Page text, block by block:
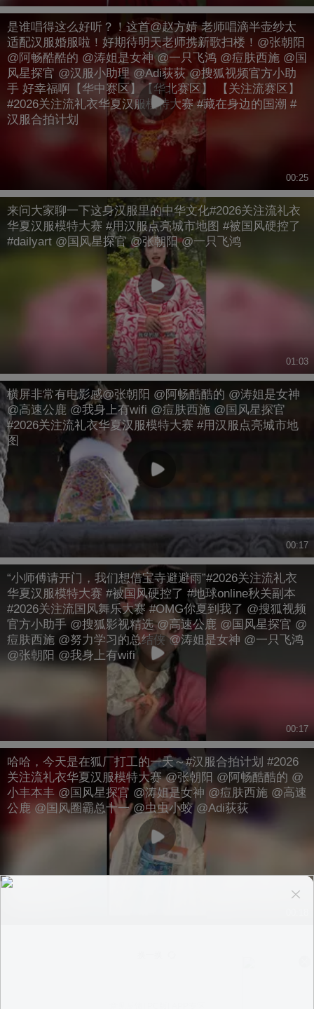
是谁唱得这么好听？！这首@赵方婧 老师唱滴半壶纱太
适配汉服婚服啦！好期待明天老师携新歌扫楼！@张朝阳
@阿畅酷酷的 @涛姐是女神 @一只飞鸿 @痘肤西施 @国
风星探官 @汉服小助理 @Adi荻荻 @搜狐视频官方小助
手 好幸福啊【华中赛区】【华北赛区】 【关注流赛区】
#2026关注流礼衣华夏汉服模特大赛 #藏在身边的国潮 #
汉服合拍计划
00:25
来问大家聊一下这身汉服里的中华文化#2026关注流礼衣
华夏汉服模特大赛 #用汉服点亮城市地图 #被国风硬控了
#dailyart @国风星探官 @张朝阳 @一只飞鸿
01:03
横屏非常有电影感@张朝阳 @阿畅酷酷的 @涛姐是女神
@高速公鹿 @我身上有wifi @痘肤西施 @国风星探官
#2026关注流礼衣华夏汉服模特大赛 #用汉服点亮城市地
图
00:17
“小师傅请开门，我们想借宝寺避避雨”#2026关注流礼衣
华夏汉服模特大赛 #被国风硬控了 #地球online秋关副本
#2026关注流国风舞乐大赛 #OMG你夏到我了 @搜狐视频
官方小助手 @搜狐影视精选 @高速公鹿 @国风星探官 @
痘肤西施 @努力学习的总结侠 @涛姐是女神 @一只飞鸿
@张朝阳 @我身上有wifi
00:17
哈哈，今天是在狐厂打工的一天～#汉服合拍计划 #2026
关注流礼衣华夏汉服模特大赛 @张朝阳 @阿畅酷酷的 @
小丰本丰 @国风星探官 @涛姐是女神 @痘肤西施 @高速
公鹿 @国风圈霸总十一 @虫虫小蛟 @Adi荻荻